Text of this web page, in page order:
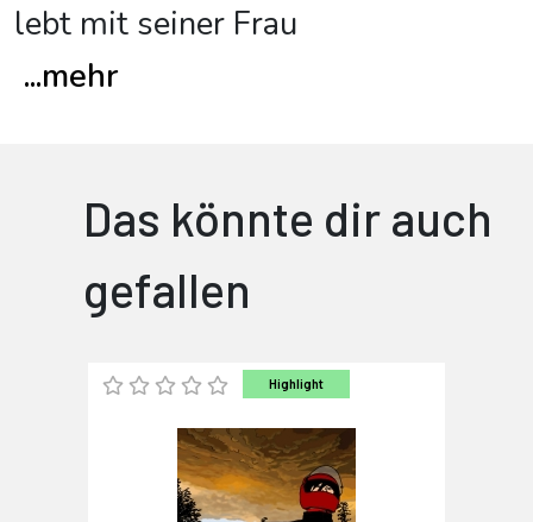
lebt mit seiner Frau
...mehr
Das könnte dir auch
gefallen
Highlight